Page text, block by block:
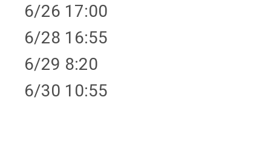
6/26 17:00
6/28 16:55
6/29 8:20
6/30 10:55